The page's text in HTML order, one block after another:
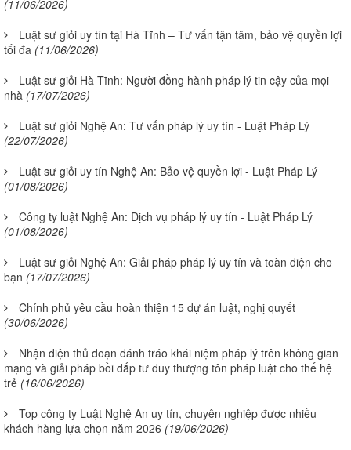
(11/06/2026)
Luật sư giỏi uy tín tại Hà Tĩnh – Tư vấn tận tâm, bảo vệ quyền lợi
tối đa (11/06/2026)
Luật sư giỏi Hà Tĩnh: Người đồng hành pháp lý tin cậy của mọi
nhà (17/07/2026)
Luật sư giỏi Nghệ An: Tư vấn pháp lý uy tín - Luật Pháp Lý
(22/07/2026)
Luật sư giỏi uy tín Nghệ An: Bảo vệ quyền lợi - Luật Pháp Lý
(01/08/2026)
Công ty luật Nghệ An: Dịch vụ pháp lý uy tín - Luật Pháp Lý
(01/08/2026)
Luật sư giỏi Nghệ An: Giải pháp pháp lý uy tín và toàn diện cho
bạn (17/07/2026)
Chính phủ yêu cầu hoàn thiện 15 dự án luật, nghị quyết
(30/06/2026)
Nhận diện thủ đoạn đánh tráo khái niệm pháp lý trên không gian
mạng và giải pháp bồi đắp tư duy thượng tôn pháp luật cho thế hệ
trẻ (16/06/2026)
Top công ty Luật Nghệ An uy tín, chuyên nghiệp được nhiều
khách hàng lựa chọn năm 2026 (19/06/2026)